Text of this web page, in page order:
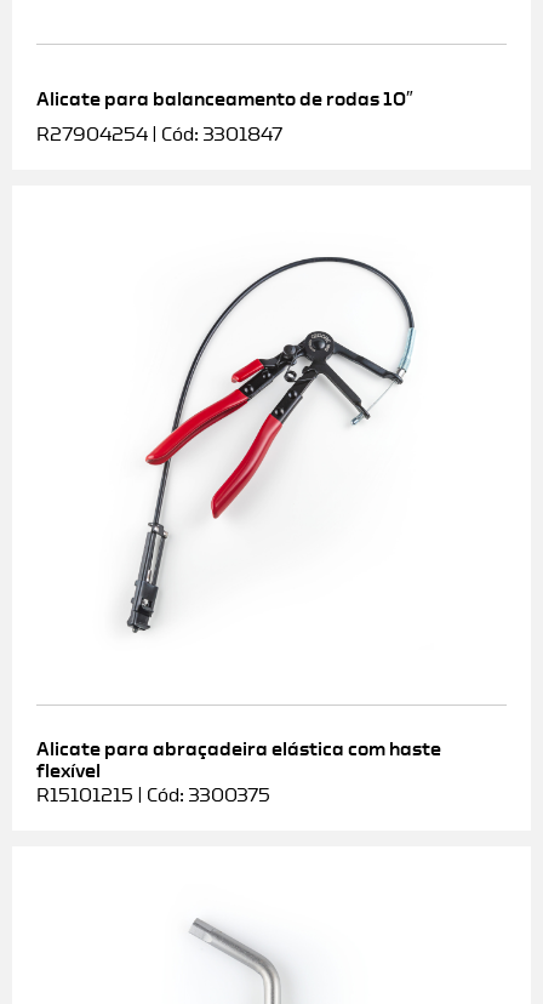
Alicate para balanceamento de rodas 10″
R27904254 | Cód: 3301847
Alicate para abraçadeira elástica com haste
flexível
R15101215 | Cód: 3300375